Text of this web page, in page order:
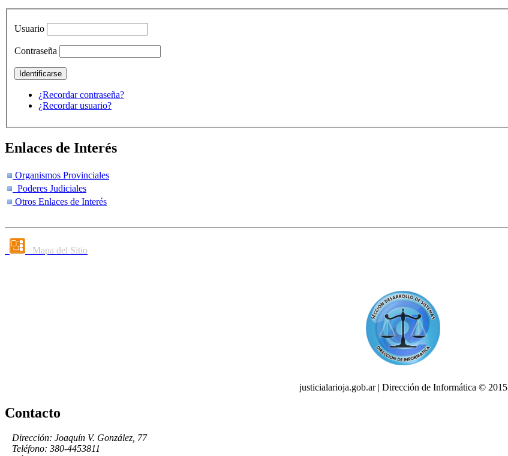
Usuario
Contraseña
¿Recordar contraseña?
¿Recordar usuario?
Enlaces de Interés
Organismos Provinciales
Poderes Judiciales
Otros Enlaces de Interés
Mapa del Sitio
justicialarioja.gob.ar | Dirección de Informática © 2015
Contacto
Dirección: Joaquín V. González, 77
Teléfono: 380-4453811